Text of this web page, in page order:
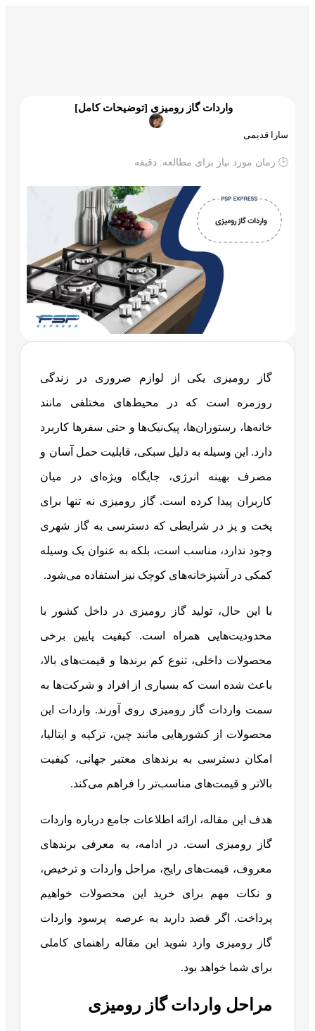
واردات گاز رومیزی [توضیحات کامل]
سارا قدیمی
🕒 زمان مورد نیاز برای مطالعه: دقیقه
گاز رومیزی یکی از لوازم ضروری در زندگی
روزمره است که در محیط‌های مختلفی مانند
خانه‌ها، رستوران‌ها، پیک‌نیک‌ها و حتی سفرها کاربرد
دارد. این وسیله به دلیل سبکی، قابلیت حمل آسان و
مصرف بهینه انرژی، جایگاه ویژه‌ای در میان
کاربران پیدا کرده است. گاز رومیزی نه تنها برای
پخت و پز در شرایطی که دسترسی به گاز شهری
وجود ندارد، مناسب است، بلکه به عنوان یک وسیله
کمکی در آشپزخانه‌های کوچک نیز استفاده می‌شود.
با این حال، تولید گاز رومیزی در داخل کشور با
محدودیت‌هایی همراه است. کیفیت پایین برخی
محصولات داخلی، تنوع کم برندها و قیمت‌های بالا،
باعث شده است که بسیاری از افراد و شرکت‌ها به
سمت واردات گاز رومیزی روی آورند. واردات این
محصولات از کشورهایی مانند چین، ترکیه و ایتالیا،
امکان دسترسی به برندهای معتبر جهانی، کیفیت
بالاتر و قیمت‌های مناسب‌تر را فراهم می‌کند.
هدف این مقاله، ارائه اطلاعات جامع درباره واردات
گاز رومیزی است. در ادامه، به معرفی برندهای
معروف، قیمت‌های رایج، مراحل واردات و ترخیص،
و نکات مهم برای خرید این محصولات خواهیم
پرداخت. اگر قصد دارید به عرصه پرسود واردات
گاز رومیزی وارد شوید این مقاله راهنمای کاملی
برای شما خواهد بود.
مراحل واردات گاز رومیزی